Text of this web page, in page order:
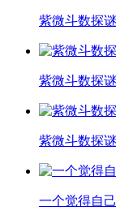
紫微斗数探
紫微斗数探
紫微斗数探
一个觉得自